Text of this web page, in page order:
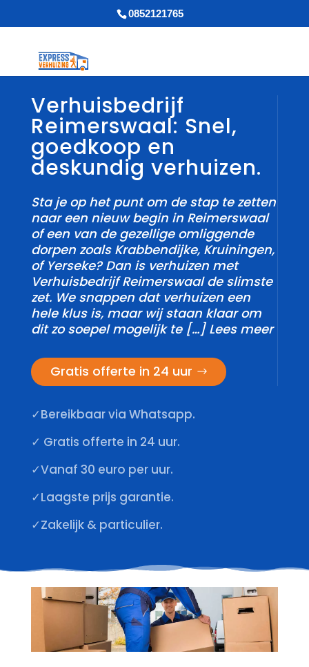
0852121765
Verhuisbedrijf
Reimerswaal: Snel,
goedkoop en
deskundig verhuizen.
Sta je op het punt om de stap te zetten
naar een nieuw begin in Reimerswaal
of een van de gezellige omliggende
dorpen zoals Krabbendijke, Kruiningen,
of Yerseke? Dan is verhuizen met
Verhuisbedrijf Reimerswaal de slimste
zet.​ We snappen dat verhuizen een
hele klus is, maar wij staan klaar om
dit zo soepel mogelijk te […] Lees meer
Gratis offerte in 24 uur
✓Bereikbaar via Whatsapp.
✓ Gratis offerte in 24 uur.
✓Vanaf 30 euro per uur.
✓Laagste prijs garantie.
✓Zakelijk & particulier.